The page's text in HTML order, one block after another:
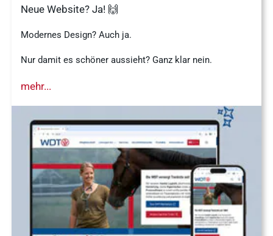
Neue Website? Ja! 🙌
Modernes Design? Auch ja.
Nur damit es schöner aussieht? Ganz klar nein.
mehr...